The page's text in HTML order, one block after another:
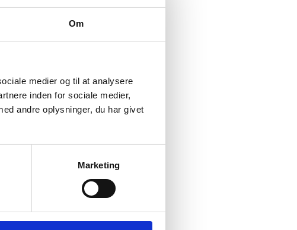
Om
medier og til at analysere
inden for sociale medier,
andre oplysninger, du har givet
Marketing